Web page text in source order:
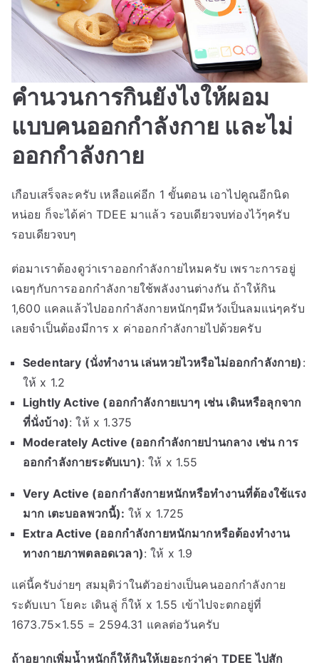
คำนวนการกินยังไงให้ผอม
แบบคนออกกำลังกาย และไม่
ออกกำลังกาย
เกือบเสร็จละครับ เหลือแค่อีก 1 ขั้นตอน เอาไปคูณอีกนิด
หน่อย ก็จะได้ค่า TDEE มาแล้ว รอบเดียวจบท่องไว้ๆครับ
รอบเดียวจบๆ
ต่อมาเราต้องดูว่าเราออกกำลังกายไหมครับ เพราะการอยู่
เฉยๆกับการออกกำลังกายใช้พลังงานต่างกัน ถ้าให้กิน
1,600 แคลแล้วไปออกกำลังกายหนักๆมีหวังเป็นลมแน่ๆครับ
เลยจำเป็นต้องมีการ x ค่าออกกำลังกายไปด้วยครับ
Sedentary (นั่งทำงาน เล่นหวยไวหรือไม่ออกกำลังกาย) :
ให้ x 1.2
Lightly Active (ออกกำลังกายเบาๆ เช่น เดินหรือลุกจาก
ที่นั่งบ้าง): ให้ x 1.375
Moderately Active (ออกกำลังกายปานกลาง เช่น การ
ออกกำลังกายระดับเบา): ให้ x 1.55
Very Active (ออกกำลังกายหนักหรือทำงานที่ต้องใช้แรง
มาก เตะบอลพวกนี้): ให้ x 1.725
Extra Active (ออกกำลังกายหนักมากหรือต้องทำงาน
ทางกายภาพตลอดเวลา): ให้ x 1.9
แค่นี้ครับง่ายๆ สมมุติว่าในตัวอย่างเป็นคนออกกำลังกาย
ระดับเบา โยคะ เดินลู่ ก็ให้ x 1.55 เข้าไปจะตกอยู่ที่
1673.75×1.55 = 2594.31 แคลต่อวันครับ
ถ้าอยากเพิ่มน้ำหนักก็ให้กินให้เยอะกว่าค่า TDEE ไปสัก